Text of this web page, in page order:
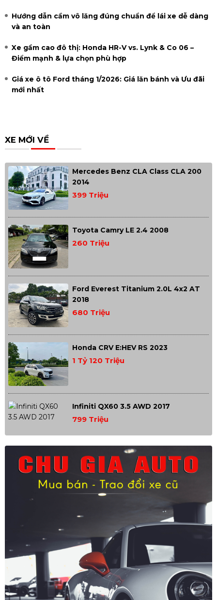
Hướng dẫn cầm vô lăng đúng chuẩn để lái xe dễ dàng
và an toàn
Xe gầm cao đô thị: Honda HR-V vs. Lynk & Co 06 –
Điểm mạnh & lựa chọn phù hợp
Giá xe ô tô Ford tháng 1/2026: Giá lăn bánh và Ưu đãi
mới nhất
XE MỚI VỀ
Mercedes Benz CLA Class CLA 200
2014
399 Triệu
Toyota Camry LE 2.4 2008
260 Triệu
Ford Everest Titanium 2.0L 4x2 AT
2018
680 Triệu
Honda CRV E:HEV RS 2023
1 Tỷ 120 Triệu
Infiniti QX60 3.5 AWD 2017
799 Triệu